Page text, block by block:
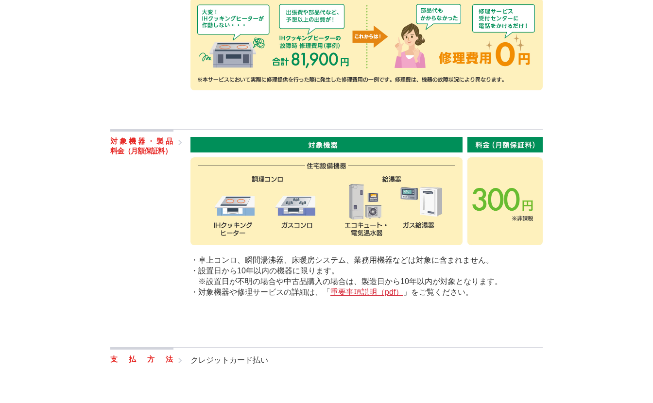
対象機器・製品
料金（月額保証料）
・卓上コンロ、瞬間湯沸器、床暖房システム、業務用機器などは対象に含まれません。
・設置日から10年以内の機器に限ります。
※設置日が不明の場合や中古品購入の場合は、製造日から10年以内が対象となります。
・対象機器や修理サービスの詳細は、「 重要事項説明（pdf） 」をご覧ください。
支払方法 クレジットカード払い